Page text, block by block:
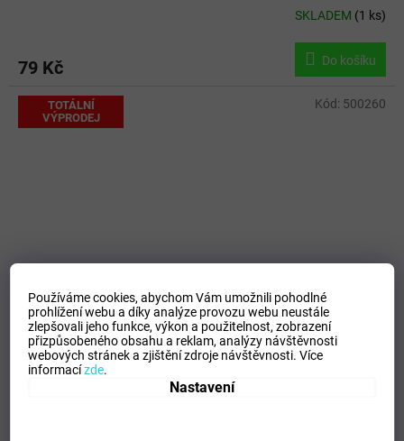
Používáme cookies, abychom Vám umožnili pohodlné
prohlížení webu a díky analýze provozu webu neustále
zlepšovali jeho funkce, výkon a použitelnost,zobrazení
přizpůsobeného obsahu a reklam, analýzy návštěvnosti
webových stránek a zjištění zdroje návštěvnosti.Více
informacízde.
Nastavení
SKLADEM (1 ks)
79 Kč Do košíku
TOTÁLNÍ
VÝPRODEJ
–18 %
Thermos termotaška 6,5 l - Geo grey
Kód: 500260